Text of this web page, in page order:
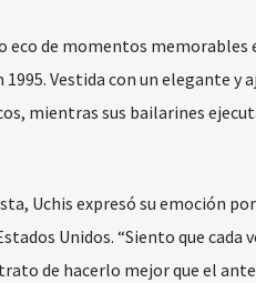
eco de momentos
Vestida con un elegante
mientras sus bailarines
Uchis expresó su emoción
Unidos. “Siento que cada
de hacerlo mejor que el